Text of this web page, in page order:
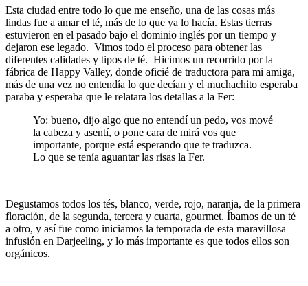
Esta ciudad entre todo lo que me enseño, una de las cosas más
lindas fue a amar el té, más de lo que ya lo hacía. Estas tierras
estuvieron en el pasado bajo el dominio inglés por un tiempo y
dejaron ese legado. Vimos todo el proceso para obtener las
diferentes calidades y tipos de té. Hicimos un recorrido por la
fábrica de Happy Valley, donde oficié de traductora para mi amiga,
más de una vez no entendía lo que decían y el muchachito esperaba
paraba y esperaba que le relatara los detallas a la Fer:
Yo: bueno, dijo algo que no entendí un pedo, vos mové
la cabeza y asentí, o pone cara de mirá vos que
importante, porque está esperando que te traduzca. –
Lo que se tenía aguantar las risas la Fer.
Degustamos todos los tés, blanco, verde, rojo, naranja, de la primera
floración, de la segunda, tercera y cuarta, gourmet. Íbamos de un té
a otro, y así fue como iniciamos la temporada de esta maravillosa
infusión en Darjeeling, y lo más importante es que todos ellos son
orgánicos.